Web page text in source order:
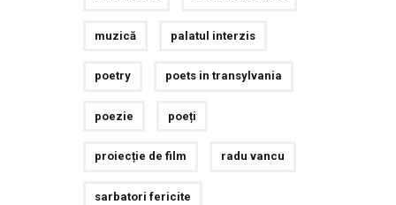
muzică palatul interzis
poetry poets in transylvania
poezie poeți
proiecție de film radu vancu
sarbatori fericite